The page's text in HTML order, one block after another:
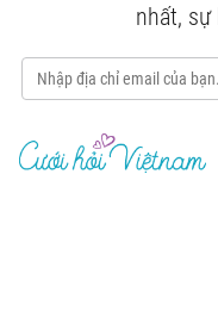
nhất, sự